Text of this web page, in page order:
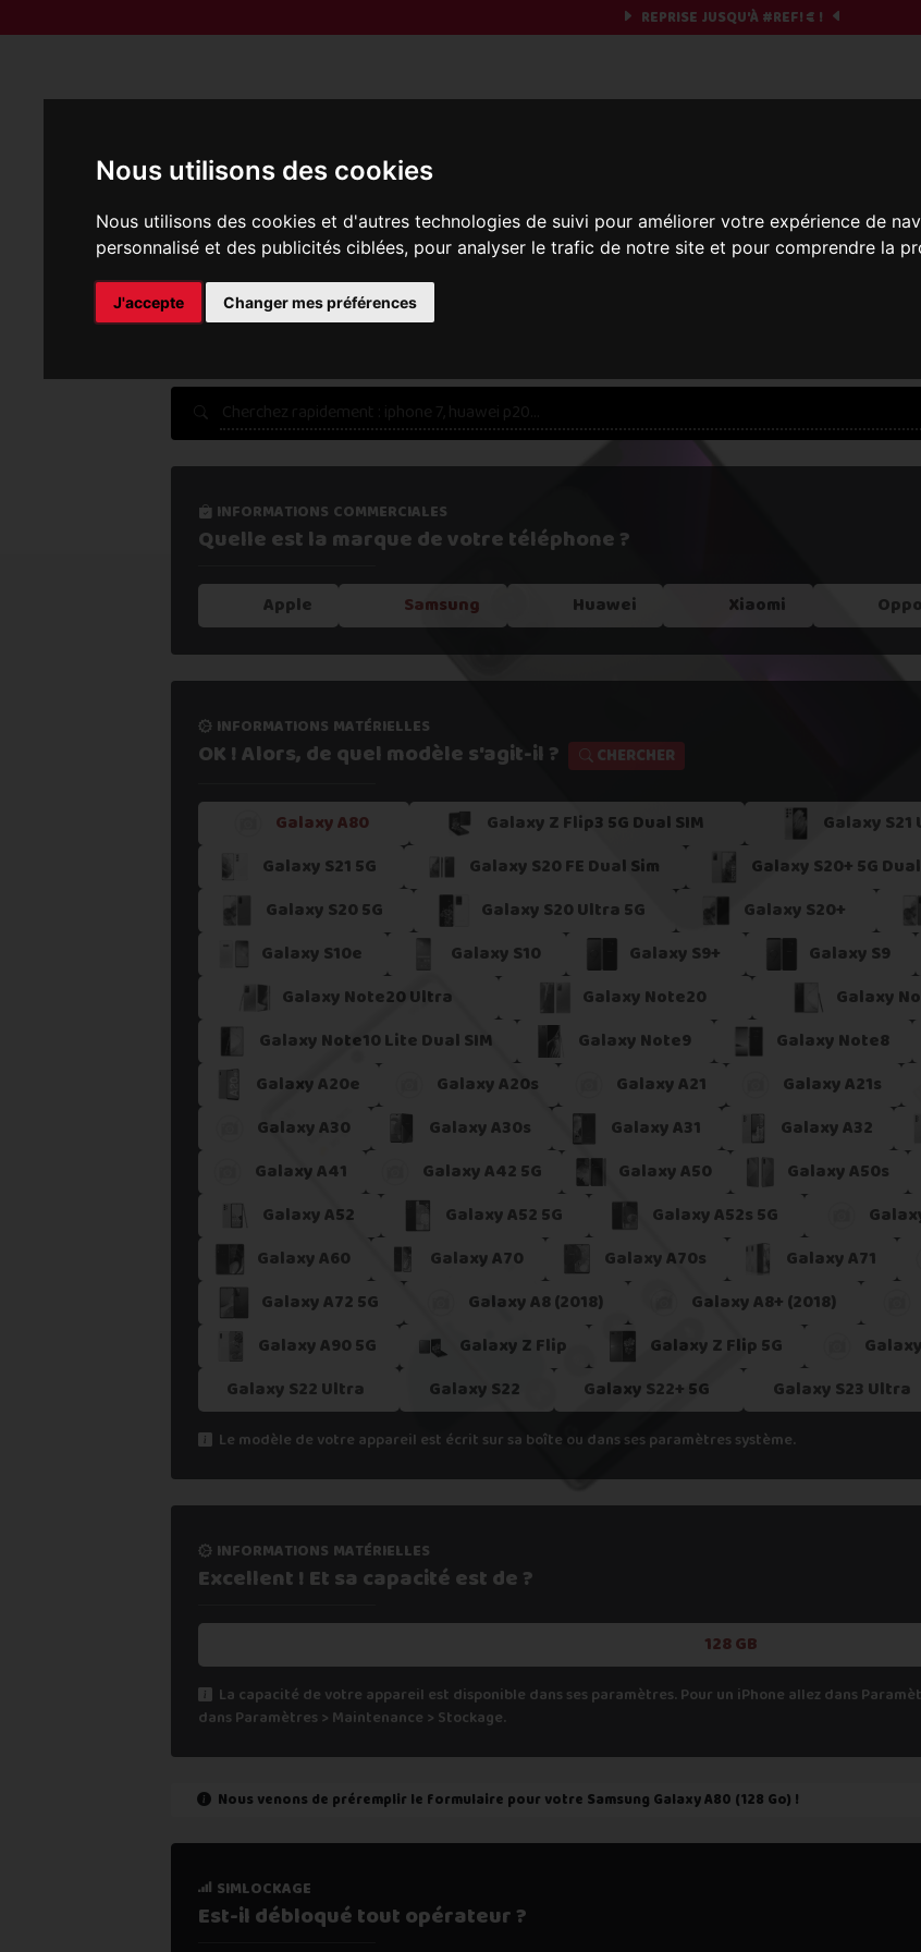
Nous utilisons des cookies
Nous utilisons des cookies et d'autres technologies de suivi pour améliorer votre expérience de
personnalisé et des publicités ciblées, pour analyser le trafic de notre site et pour comprendre la
J'accepte Changer mes préférences
REPRISE JUSQU'À #REF!€ !
Et si on commençait
Nous récupérons les meilleures offres... veuillez patienter, ça vaut
informations processus
Notre expertise,votre reprise !
1. Estimer mon appareil en 30s
2. Fournir mes informations
3. Déposer gratuitement mon colis dans un point relais
4. Attendre la validation de l'atelier
5. Recevoir mon paiement sous 24h
Si vous ne trouvez pas une offre correspondant aux spécifications de votre appareil, cela veut dire
Vous pouvez éventuellement nous contacter.
informations commerciales
Quelle est la marque de votre téléphone ?
Apple Samsung Huawei Xiaomi Oppo
informations matérielles
OK ! Alors, de quel modèle s'agit-il ?
CHERCHER
Galaxy A80 Galaxy Z Flip3 5G Dual SIM Galaxy S21
Galaxy S21 5G
Galaxy S20 FE Dual Sim Galaxy S20+ 5G
Galaxy S20 5G
Galaxy S20 Ultra 5G Galaxy S20+
Galaxy S10e
Galaxy S10 Galaxy S9+ Galaxy S9
Galaxy Note20 Ultra
Galaxy Note20 Galaxy
Galaxy Note10 Lite Dual SIM
Galaxy Note9 Galaxy Note8
Galaxy A20e
Galaxy A20s Galaxy A21 Galaxy A21s
Galaxy A30
Galaxy A30s Galaxy A31 Galaxy A32
Galaxy A41
Galaxy A42 5G Galaxy A50 Galaxy A50s
Galaxy A52
Galaxy A52 5G Galaxy A52s 5G
Galaxy A60
Galaxy A70 Galaxy A70s Galaxy A71
Galaxy A72 5G
Galaxy A8 (2018) Galaxy A8+ (2018)
Galaxy A90 5G
Galaxy Z Flip Galaxy Z Flip 5G
Galaxy S22 Ultra
Galaxy S22 Galaxy S22+ 5G Galaxy S23 Ultra
Le modèle de votre appareil est écrit sur sa boîte ou dans ses paramètres système.
informations matérielles
Excellent ! Et sa capacitéest de ?
128 GB
La capacité de votre appareil est disponible dans ses paramètres. Pour un iPhone allez dans
dans Paramètres > Maintenance > Stockage.
Nous venons de préremplir le formulaire pour votre Samsung Galaxy A80 (128 Go) !
simlockage
Est-il débloqué toutopérateur ?
état de marche
Est-il fonctionnel ?